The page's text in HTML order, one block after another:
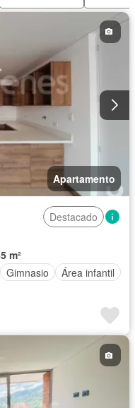
Apartamento
Destacado
m²
Gimnasio
Área infantil